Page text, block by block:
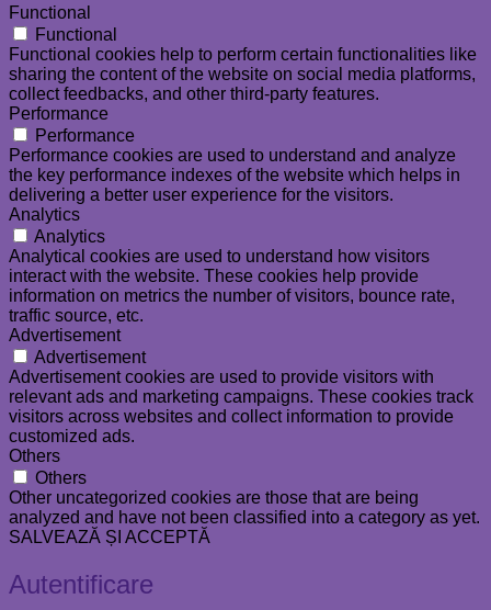
Functional
Functional
Functional cookies help to perform certain functionalities like
sharing the content of the website on social media platforms,
collect feedbacks, and other third-party features.
Performance
Performance
Performance cookies are used to understand and analyze
the key performance indexes of the website which helps in
delivering a better user experience for the visitors.
Analytics
Analytics
Analytical cookies are used to understand how visitors
interact with the website. These cookies help provide
information on metrics the number of visitors, bounce rate,
traffic source, etc.
Advertisement
Advertisement
Advertisement cookies are used to provide visitors with
relevant ads and marketing campaigns. These cookies track
visitors across websites and collect information to provide
customized ads.
Others
Others
Other uncategorized cookies are those that are being
analyzed and have not been classified into a category as yet.
SALVEAZĂ ȘI ACCEPTĂ
Autentificare